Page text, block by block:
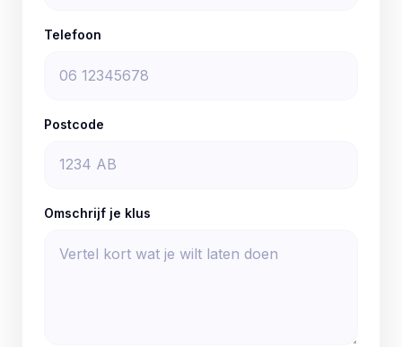
Telefoon
Postcode
Omschrijf je klus